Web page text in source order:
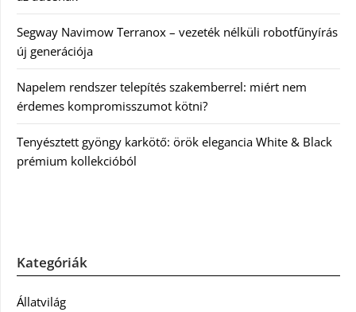
Segway Navimow Terranox – vezeték nélküli robotfűnyírás
új generációja
Napelem rendszer telepítés szakemberrel: miért nem
érdemes kompromisszumot kötni?
Tenyésztett gyöngy karkötő: örök elegancia White & Black
prémium kollekcióból
Kategóriák
Állatvilág